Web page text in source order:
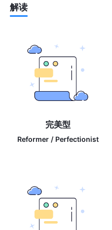
解读
完美型
Reformer / Perfectionist